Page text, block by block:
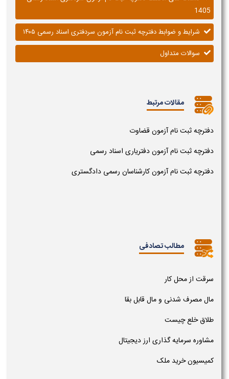
1405
شرایط و ضوابط دفترچه ثبت نام آزمون سردفتری اسناد رسمی ۱۴۰۵
سوالات متداول
مقالات مرتبط
دفترچه ثبت نام آزمون قضاوت
دفترچه ثبت نام آزمون دفتریاری اسناد رسمی
دفترچه ثبت نام آزمون کارشناسان رسمی دادگستری
مطالب تصادفی
سرقت از محل کار
مال مصرف شدنی و مال قابل بقا
طلاق خلع چیست
مشاوره سرمایه گذاری ارز دیجیتال
کمیسیون خرید ملک